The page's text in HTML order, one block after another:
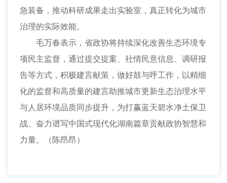
急装备，推动科研成果走出实验室，真正转化为城市
治理的实际效能。
毛万春表示，省政协将持续深化改善生态环境专
项民主监督，通过提交提案、社情民意信息、调研报
告等方式，积极建言献策，做好鼓与呼工作，以精细
化的监督和高质量的建言助推城市更新生态治理水平
与人居环境品质同步提升，为打赢蓝天碧水净土保卫
战、奋力谱写中国式现代化湖南篇章贡献政协智慧和
力量。（陈昂昂）